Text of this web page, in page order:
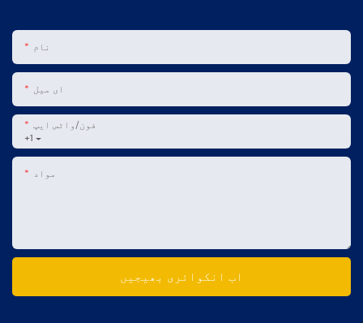
نام
ای میل
+1
فون/واٹس ایپ
مواد
اب انکوائری بھیجیں